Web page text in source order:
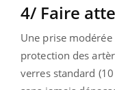
4/ Faire
Une prise modérée
protection des
verres standard